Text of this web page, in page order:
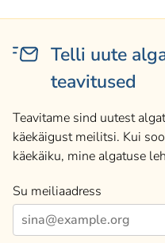
Telli uute
teavitused
Teavitame sind uutest
käekäigust meilitsi. Kui
käekäiku, mine algatuse
Su meiliaadress